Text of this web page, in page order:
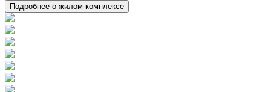
Подробнее о жилом комплексе